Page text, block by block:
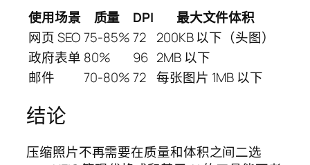
使用场景
质量 DPI
最大文件体积
网页 SEO 75-85%72
200KB 以下（头图）
政府表单 80% 96 2MB 以下
邮件
70-80%72 每张图片 1MB 以下
结论
压缩照片不再需要在质量和体积之间二选